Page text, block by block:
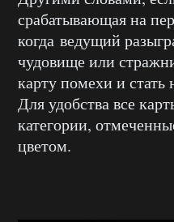
срабатывающая на
когда ведущий
чудовище или
карту помехи и
Для удобства все
категории,
цветом.